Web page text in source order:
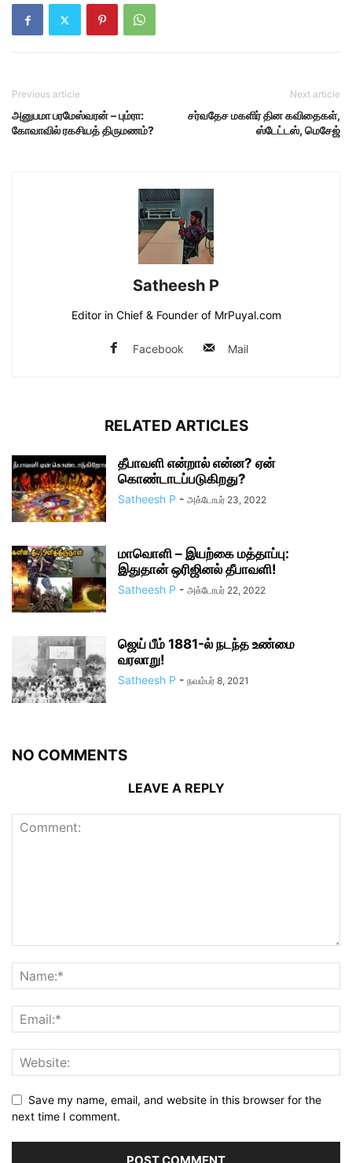
Previous article
அனுபமா பரமேஸ்வரன் – பும்ரா:
கோவாவில் ரகசியத் திருமணம்?
Next article
சர்வதேச மகளிர் தின கவிதைகள்,
ஸ்டேட்டஸ், மெசேஜ்
Satheesh P
Editor in Chief & Founder of MrPuyal.com
Facebook Mail
RELATED ARTICLES
தீபாவளி என்றால் என்ன? ஏன்
கொண்டாடப்படுகிறது?
Satheesh P - அக்டோபர் 23, 2022
மாவொளி – இயற்கை மத்தாப்பு:
இதுதான் ஒரிஜினல் தீபாவளி!
Satheesh P - அக்டோபர் 22, 2022
ஜெய் பீம் 1881-ல் நடந்த உண்மை
வரலாறு!
Satheesh P - நவம்பர் 8, 2021
NO COMMENTS
LEAVE A REPLY
Save my name, email, and website in this browser for the
next time I comment.